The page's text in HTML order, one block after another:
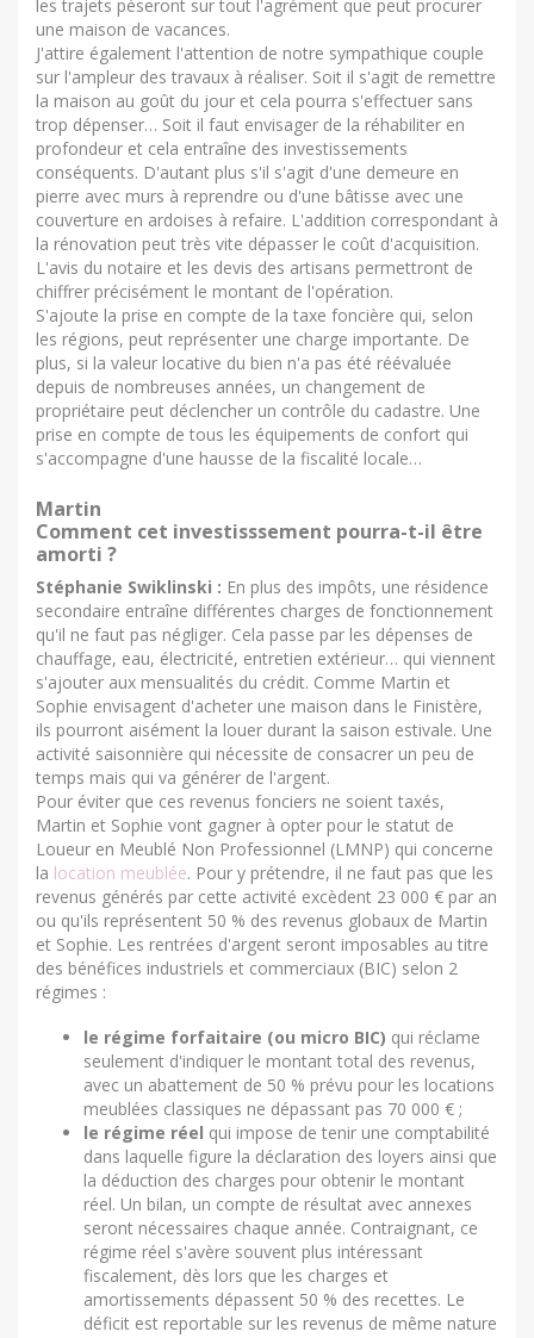
les trajets pèseront sur tout l'agrément que peut procurer
une maison de vacances.
J'attire également l'attention de notre sympathique couple
sur l'ampleur des travaux à réaliser. Soit il s'agit de remettre
la maison au goût du jour et cela pourra s'effectuer sans
trop dépenser… Soit il faut envisager de la réhabiliter en
profondeur et cela entraîne des investissements
conséquents. D'autant plus s'il s'agit d'une demeure en
pierre avec murs à reprendre ou d'une bâtisse avec une
couverture en ardoises à refaire. L'addition correspondant à
la rénovation peut très vite dépasser le coût d'acquisition.
L'avis du notaire et les devis des artisans permettront de
chiffrer précisément le montant de l'opération.
S'ajoute la prise en compte de la taxe foncière qui, selon
les régions, peut représenter une charge importante. De
plus, si la valeur locative du bien n'a pas été réévaluée
depuis de nombreuses années, un changement de
propriétaire peut déclencher un contrôle du cadastre. Une
prise en compte de tous les équipements de confort qui
s'accompagne d'une hausse de la fiscalité locale…
Martin
Comment cet investisssement pourra-t-il être
amorti ?
Stéphanie Swiklinski : En plus des impôts, une résidence
secondaire entraîne différentes charges de fonctionnement
qu'il ne faut pas négliger. Cela passe par les dépenses de
chauffage, eau, électricité, entretien extérieur… qui viennent
s'ajouter aux mensualités du crédit. Comme Martin et
Sophie envisagent d'acheter une maison dans le Finistère,
ils pourront aisément la louer durant la saison estivale. Une
activité saisonnière qui nécessite de consacrer un peu de
temps mais qui va générer de l'argent.
Pour éviter que ces revenus fonciers ne soient taxés,
Martin et Sophie vont gagner à opter pour le statut de
Loueur en Meublé Non Professionnel (LMNP) qui concerne
la location meublée. Pour y prétendre, il ne faut pas que les
revenus générés par cette activité excèdent 23 000 € par an
ou qu'ils représentent 50 % des revenus globaux de Martin
et Sophie. Les rentrées d'argent seront imposables au titre
des bénéfices industriels et commerciaux (BIC) selon 2
régimes :
le régime forfaitaire (ou micro BIC) qui réclame
seulement d'indiquer le montant total des revenus,
avec un abattement de 50 % prévu pour les locations
meublées classiques ne dépassant pas 70 000 € ;
le régime réel qui impose de tenir une comptabilité
dans laquelle figure la déclaration des loyers ainsi que
la déduction des charges pour obtenir le montant
réel. Un bilan, un compte de résultat avec annexes
seront nécessaires chaque année. Contraignant, ce
régime réel s'avère souvent plus intéressant
fiscalement, dès lors que les charges et
amortissements dépassent 50 % des recettes. Le
déficit est reportable sur les revenus de même nature